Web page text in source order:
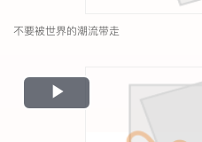
不要被世界的潮流带走
Play
Video